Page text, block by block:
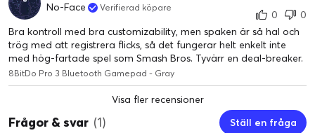
No-Face Verifierad köpare
0
0
Bra kontroll med bra customizability, men spaken är så hal och
trög med att registrera flicks, så det fungerar helt enkelt inte
med hög-fartade spel som Smash Bros. Tyvärr en deal-breaker.
8BitDo Pro 3 Bluetooth Gamepad - Gray
Visa fler recensioner
Frågor & svar (1) Ställ en fråga